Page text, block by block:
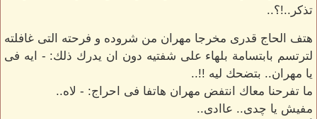
تذكر..!؟..
هتف الحاج قدرى مخرجا مهران من شروده و فرحته التى غافلته
لترتسم بابتسامة بلهاء على شفتيه دون ان يدرك ذلك: - ايه فى
يا مهران.. بتضحك ليه !!..
ما تفرحنا معاك انتفض مهران هاتفا فى احراج: - لاه..
مفيش يا چدى.. عاادى..